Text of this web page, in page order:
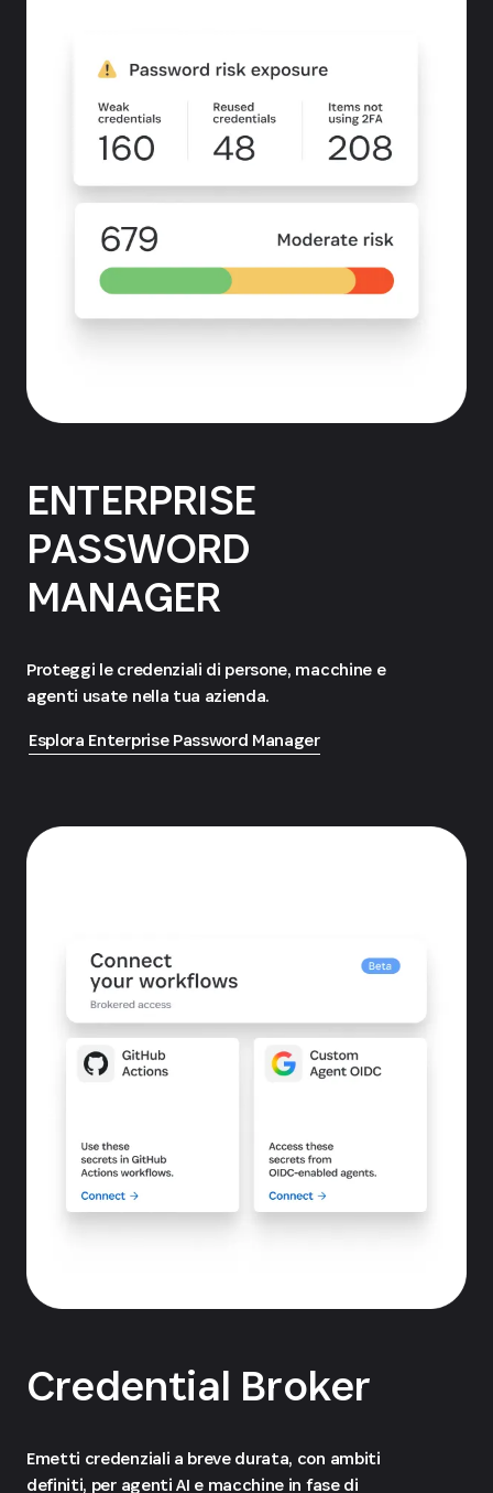
ENTERPRISE
PASSWORD
MANAGER
Proteggi le credenziali di persone, macchine e
agenti usate nella tua azienda.
Esplora Enterprise Password Manager
Credential Broker
Emetti credenziali a breve durata, con ambiti
definiti, per agenti AI e macchine in fase di